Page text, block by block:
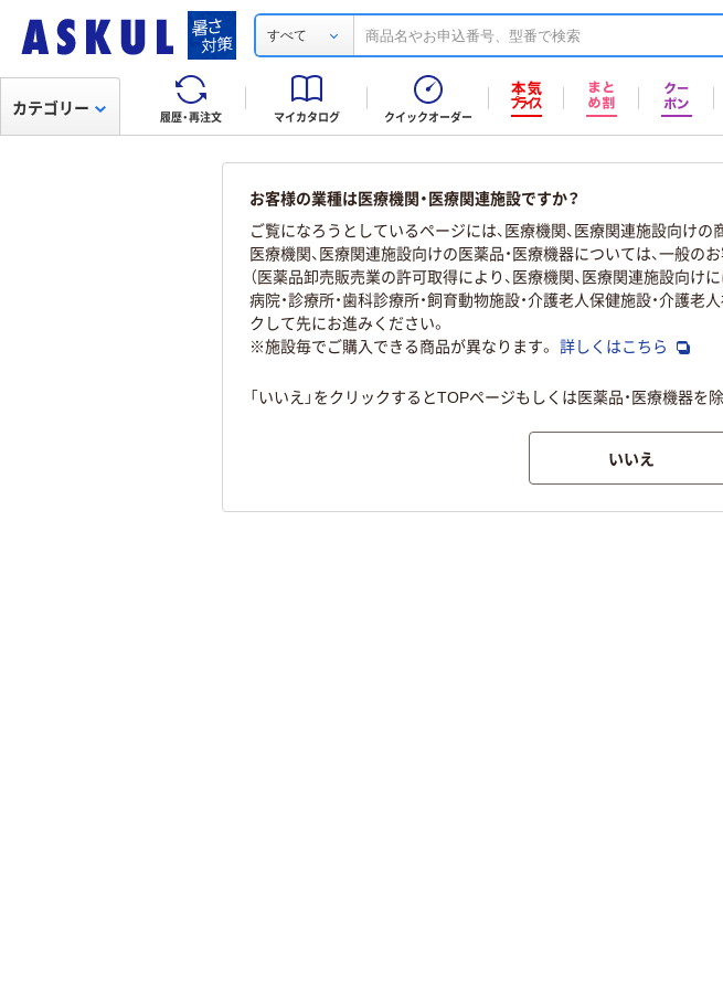
すべて
履歴・再注文 マイカタログ クイックオーダー
カテゴリー
お客様の業種は医療機関・医療関連施設ですか？
ご覧になろうとしているページには、医療機関、医療関連施設向けの
医療機関、医療関連施設向けの医薬品・医療機器については、一般
（医薬品卸売販売業の許可取得により、医療機関、医療関連施設向け
病院・診療所・歯科診療所・飼育動物施設・介護老人保健施設・介護
クして先にお進みください。
※施設毎でご購入できる商品が異なります。 詳しくはこちら
「いいえ」をクリックするとTOPページもしくは医薬品・医療機器を
いいえ